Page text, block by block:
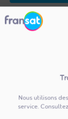
Nous utilisons
service.
La
votre